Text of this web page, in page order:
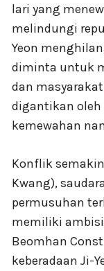
lari yang
melindungi
Yeon
diminta untuk
dan
digantikan oleh
kemewahan
Konflik
Kwang),
permusuhan
memiliki
Beomhan
keberadaan Ji-